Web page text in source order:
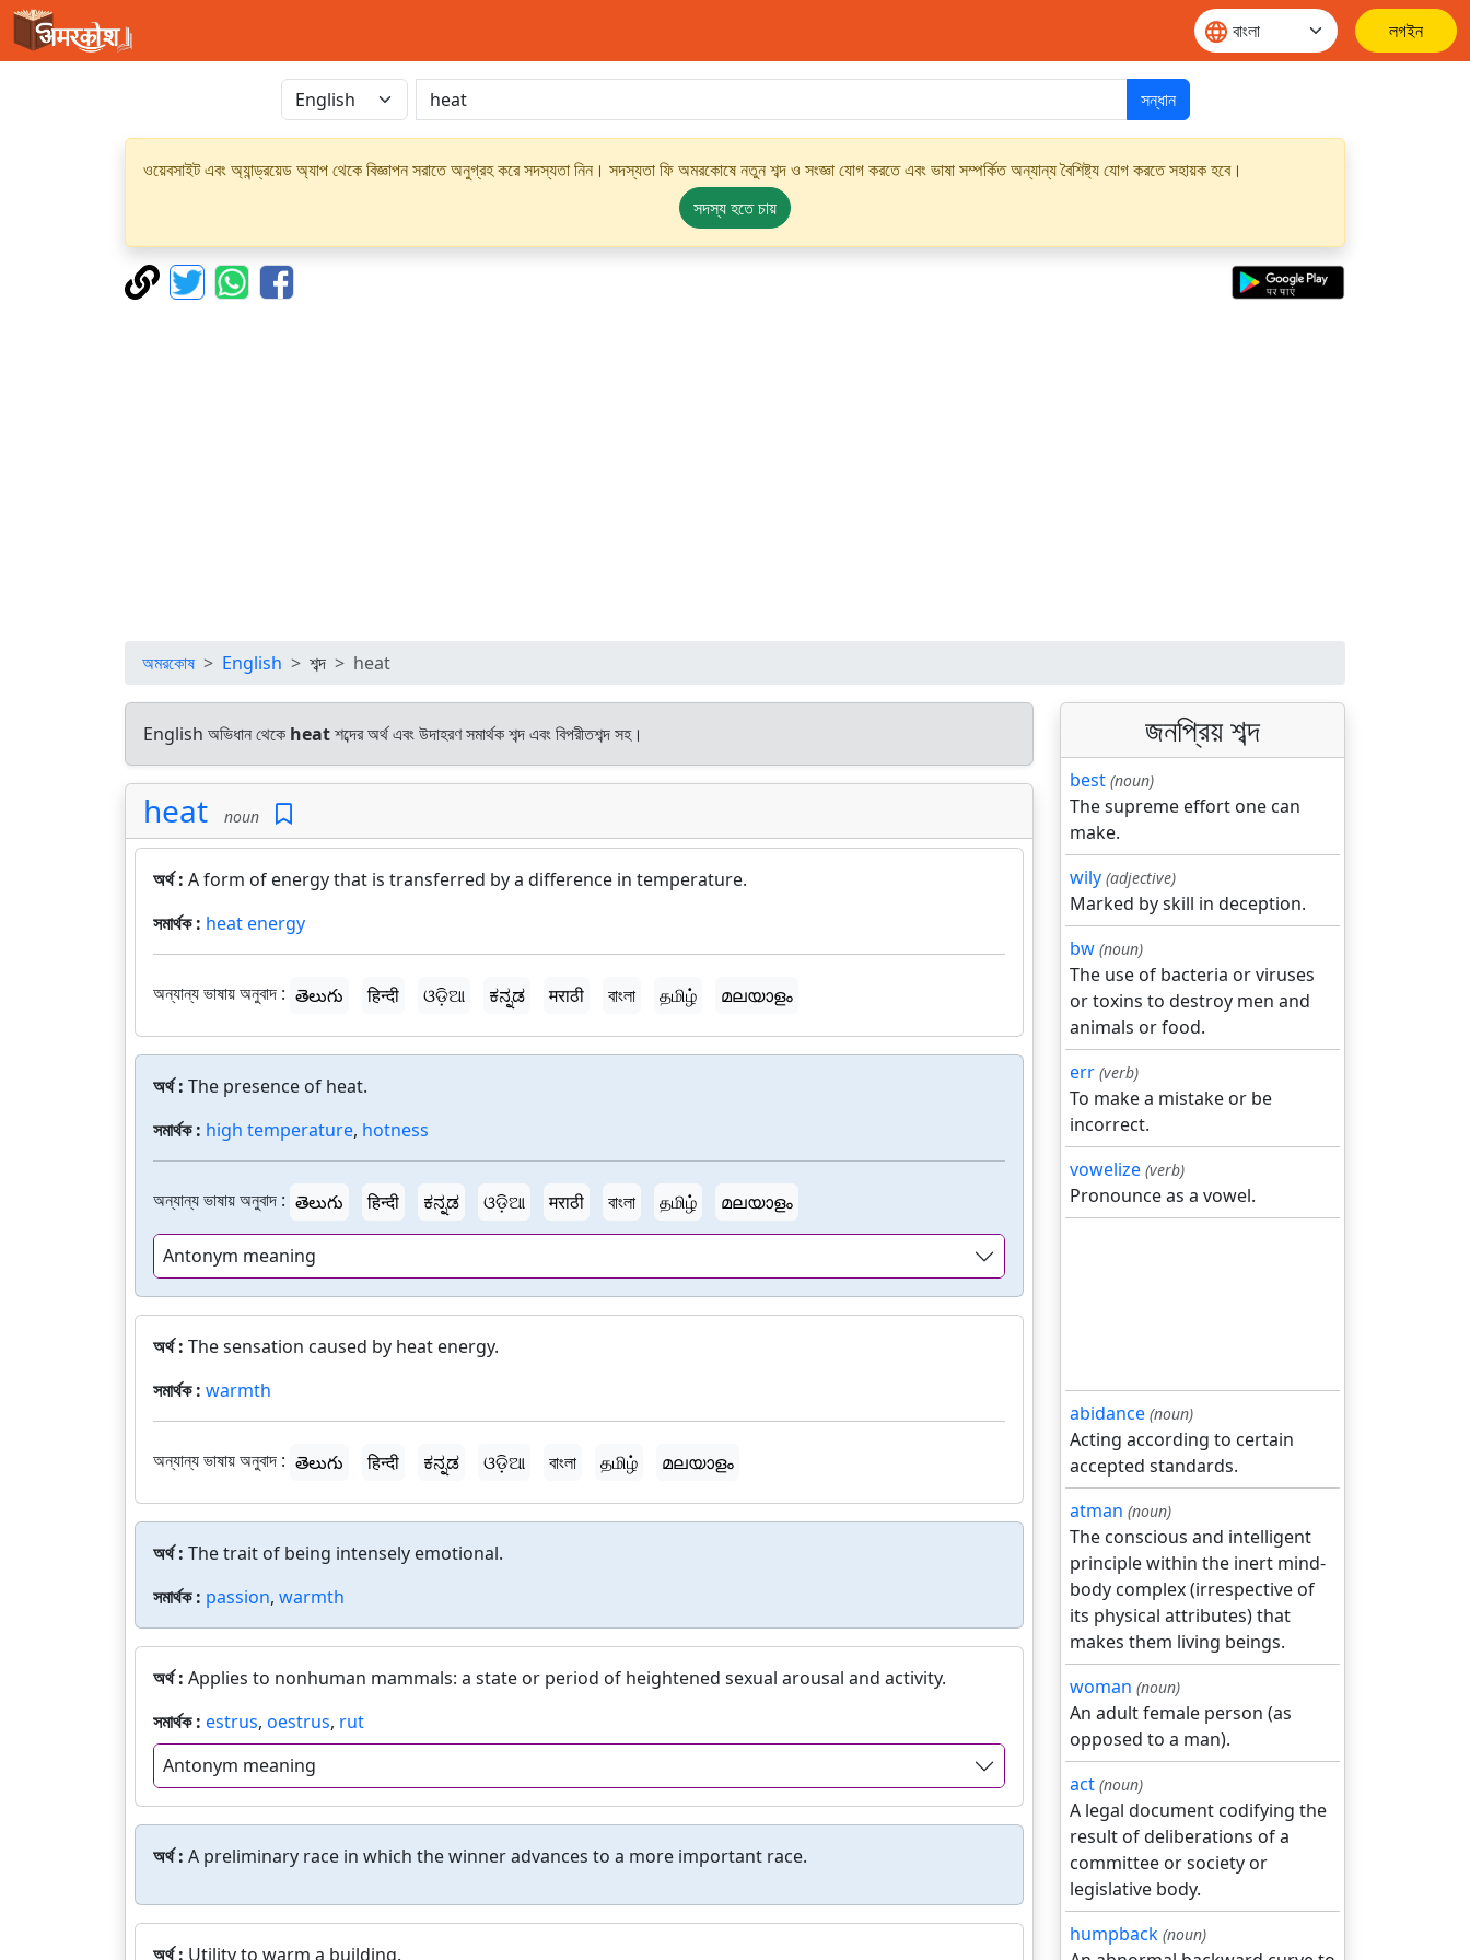
লগইন
সন্ধান
ওয়েবসাইট এবং অ্যান্ড্রয়েড অ্যাপ থেকে বিজ্ঞাপন সরাতে অনুগ্রহ করে সদস্যতা নিন। সদস্যতা ফি অমরকোষে নতুন শব্দ ও সংজ্ঞা যোগ করতে এবং ভাষা সম্পর্কিত অন্যান্য বৈশিষ্ট্য যোগ করতে সহায়ক হবে।
সদস্য হতে চায়
অমরকোষ English শব্দ heat
English অভিধান থেকে heatশব্দের অর্থ এবং উদাহরণ সমার্থক শব্দ এবং বিপরীতশব্দ সহ।
heat noun
অর্থ : A form of energy that is transferred by a difference in temperature.
সমার্থক : heat energy
অন্যান্য ভাষায় অনুবাদ : తెలుగు हिन्दी ଓଡ଼ିଆ ಕನ್ನಡ मराठी বাংলা தமிழ் മലയാളം
অর্থ : The presence of heat.
সমার্থক : high temperature, hotness
অন্যান্য ভাষায় অনুবাদ : తెలుగు हिन्दी ಕನ್ನಡ ଓଡ଼ିଆ मराठी বাংলা தமிழ் മലയാളം
Antonym meaning
অর্থ : The sensation caused by heat energy.
সমার্থক : warmth
অন্যান্য ভাষায় অনুবাদ : తెలుగు हिन्दी ಕನ್ನಡ ଓଡ଼ିଆ বাংলা தமிழ் മലയാളം
অর্থ : The trait of being intensely emotional.
সমার্থক : passion, warmth
অর্থ : Applies to nonhuman mammals: a state or period of heightened sexual arousal and activity.
সমার্থক : estrus, oestrus, rut
Antonym meaning
অর্থ : A preliminary race in which the winner advances to a more important race.
অর্থ : Utility to warm a building.
জনপ্রিয় শব্দ
best (noun)
The supreme effort one can
make.
wily (adjective)
Marked by skill in deception.
bw (noun)
The use of bacteria or viruses
or toxins to destroy men and
animals or food.
err (verb)
To make a mistake or be
incorrect.
vowelize (verb)
Pronounce as a vowel.
abidance (noun)
Acting according to certain
accepted standards.
atman (noun)
The conscious and intelligent
principle within the inert mind-
body complex (irrespective of
its physical attributes) that
makes them living beings.
woman (noun)
An adult female person (as
opposed to a man).
act (noun)
A legal document codifying the
result of deliberations of a
committee or society or
legislative body.
humpback (noun)